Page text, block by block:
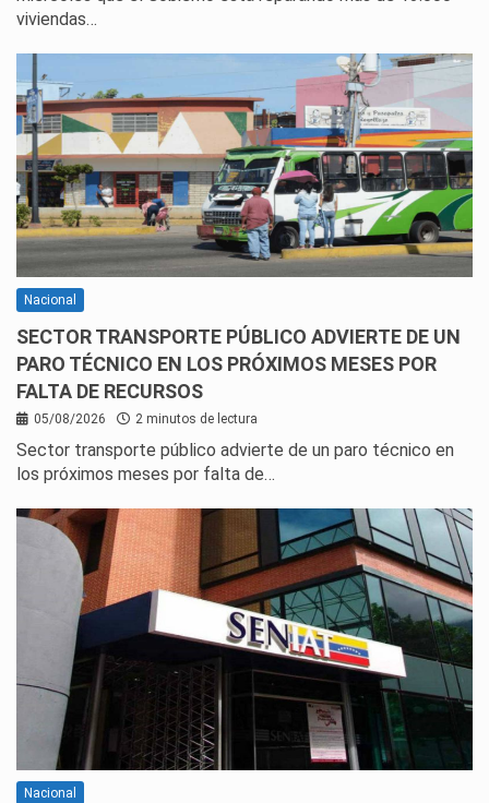
viviendas…
Nacional
SECTOR TRANSPORTE PÚBLICO ADVIERTE DE UN
PARO TÉCNICO EN LOS PRÓXIMOS MESES POR
FALTA DE RECURSOS
05/08/2026 2 minutos de lectura
Sector transporte público advierte de un paro técnico en
los próximos meses por falta de…
Nacional